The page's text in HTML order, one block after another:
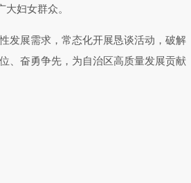
妇女群众。
发展需求，常态化开展恳谈活动，破解
、奋勇争先，为自治区高质量发展贡献